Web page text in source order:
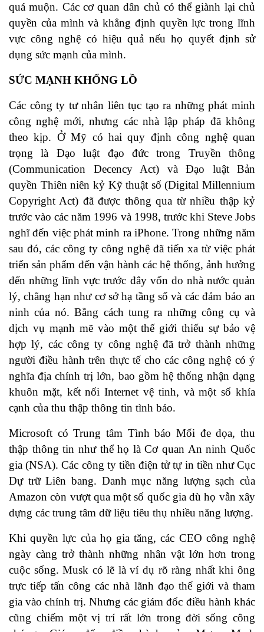
quá muộn. Các cơ quan dân chủ có thể giành lại chủ
quyền của mình và khẳng định quyền lực trong lĩnh
vực công nghệ có hiệu quả nếu họ quyết định sử
dụng sức mạnh của mình.
SỨC MẠNH KHỔNG LỒ
Các công ty tư nhân liên tục tạo ra những phát minh
công nghệ mới, nhưng các nhà lập pháp đã không
theo kịp. Ở Mỹ có hai quy định công nghệ quan
trọng là Đạo luật đạo đức trong Truyền thông
(Communication Decency Act) và Đạo luật Bản
quyền Thiên niên kỷ Kỹ thuật số (Digital Millennium
Copyright Act) đã được thông qua từ nhiều thập kỷ
trước vào các năm 1996 và 1998, trước khi Steve Jobs
nghĩ đến việc phát minh ra iPhone. Trong những năm
sau đó, các công ty công nghệ đã tiến xa từ việc phát
triển sản phẩm đến vận hành các hệ thống, ảnh hưởng
đến những lĩnh vực trước đây vốn do nhà nước quản
lý, chẳng hạn như cơ sở hạ tầng số và các đảm bảo an
ninh của nó. Bằng cách tung ra những công cụ và
dịch vụ mạnh mẽ vào một thế giới thiếu sự bảo vệ
hợp lý, các công ty công nghệ đã trở thành những
người điều hành trên thực tế cho các công nghệ có ý
nghĩa địa chính trị lớn, bao gồm hệ thống nhận dạng
khuôn mặt, kết nối Internet vệ tinh, và một số khía
cạnh của thu thập thông tin tình báo.
Microsoft có Trung tâm Tình báo Mối đe dọa, thu
thập thông tin như thể họ là Cơ quan An ninh Quốc
gia (NSA). Các công ty tiền điện tử tự in tiền như Cục
Dự trữ Liên bang. Danh mục năng lượng sạch của
Amazon còn vượt qua một số quốc gia dù họ vẫn xây
dựng các trung tâm dữ liệu tiêu thụ nhiều năng lượng.
Khi quyền lực của họ gia tăng, các CEO công nghệ
ngày càng trở thành những nhân vật lớn hơn trong
cuộc sống. Musk có lẽ là ví dụ rõ ràng nhất khi ông
trực tiếp tấn công các nhà lãnh đạo thế giới và tham
gia vào chính trị. Nhưng các giám đốc điều hành khác
cũng chiếm một vị trí rất lớn trong đời sống công